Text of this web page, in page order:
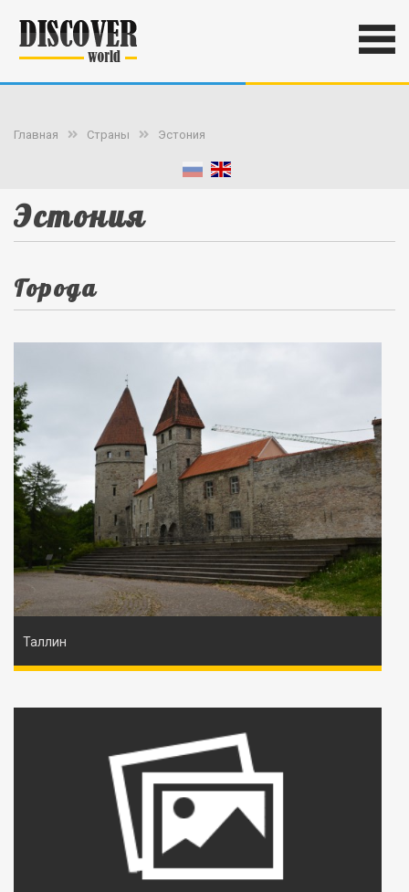
Главная Страны Эстония
Эстония
Города
Таллин